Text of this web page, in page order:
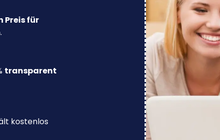
Preis für
transparent
kostenlos